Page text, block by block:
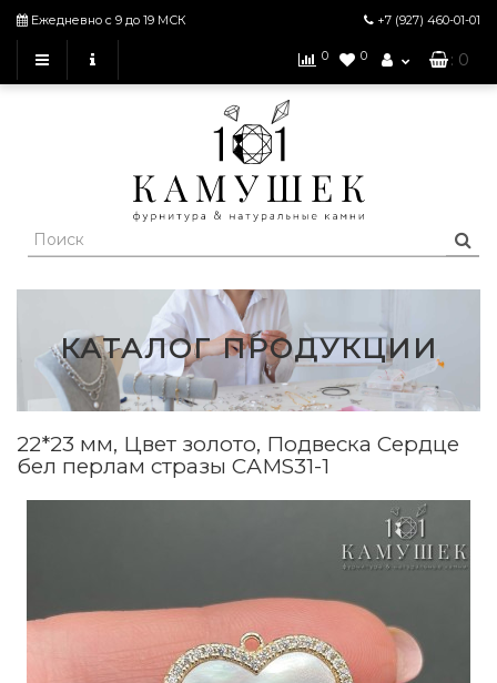
Ежедневно с 9 до 19 МСК +7 (927) 460-01-01
0 0 : 0
КАТАЛОГ ПРОДУКЦИИ
22*23 мм, Цвет золото, Подвеска Сердце
бел перлам стразы САМS31-1